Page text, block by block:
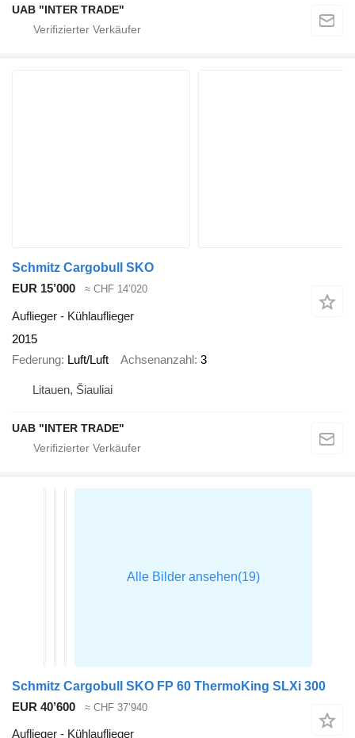
UAB "INTER TRADE"
Schmitz Cargobull SKO
EUR 15’000
≈ CHF 14’020
Auflieger - Kühlauflieger
2015
Federung Luft/Luft Achsenanzahl 3
Litauen, Šiauliai
UAB "INTER TRADE"
Schmitz Cargobull SKO FP 60 ThermoKing SLXi 300
EUR 40’600
≈ CHF 37’940
Auflieger - Kühlauflieger